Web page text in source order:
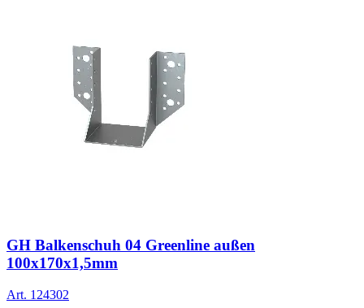
GH Balkenschuh 04 Greenline außen
100x170x1,5mm
Art. 124302